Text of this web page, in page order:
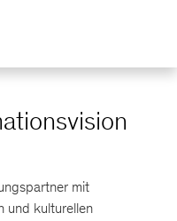
mit
und kulturellen